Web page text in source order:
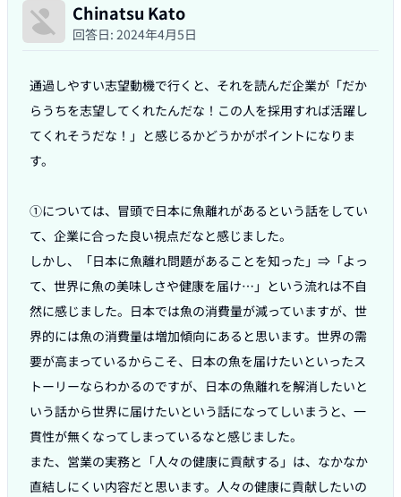
Chinatsu Kato
回答日: 2024年4月5日
通過しやすい志望動機で行くと、それを読んだ企業が「だか
らうちを志望してくれたんだな！この人を採用すれば活躍し
てくれそうだな！」と感じるかどうかがポイントになりま
す。
①については、冒頭で日本に魚離れがあるという話をしてい
て、企業に合った良い視点だなと感じました。
しかし、「日本に魚離れ問題があることを知った」⇒「よっ
て、世界に魚の美味しさや健康を届け…」という流れは不自
然に感じました。日本では魚の消費量が減っていますが、世
界的には魚の消費量は増加傾向にあると思います。世界の需
要が高まっているからこそ、日本の魚を届けたいといったス
トーリーならわかるのですが、日本の魚離れを解消したいと
いう話から世界に届けたいという話になってしいまうと、一
貫性が無くなってしまっているなと感じました。
また、営業の実務と「人々の健康に貢献する」は、なかなか
直結しにくい内容だと思います。人々の健康に貢献したいの